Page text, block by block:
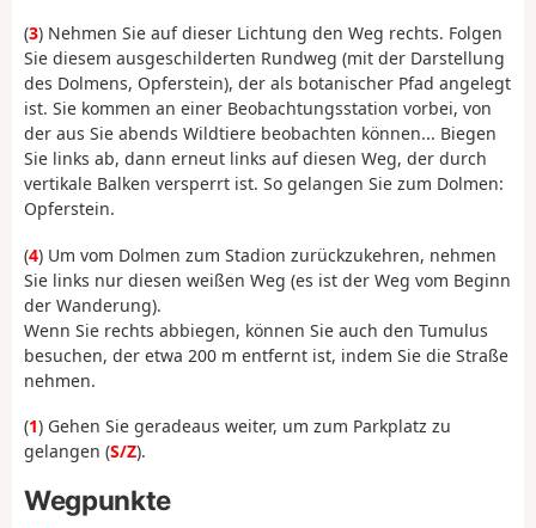
(3) Nehmen Sie auf dieser Lichtung den Weg rechts. Folgen
Sie diesem ausgeschilderten Rundweg (mit der Darstellung
des Dolmens, Opferstein), der als botanischer Pfad angelegt
ist. Sie kommen an einer Beobachtungsstation vorbei, von
der aus Sie abends Wildtiere beobachten können... Biegen
Sie links ab, dann erneut links auf diesen Weg, der durch
vertikale Balken versperrt ist. So gelangen Sie zum Dolmen:
Opferstein.
(4) Um vom Dolmen zum Stadion zurückzukehren, nehmen
Sie links nur diesen weißen Weg (es ist der Weg vom Beginn
der Wanderung).
Wenn Sie rechts abbiegen, können Sie auch den Tumulus
besuchen, der etwa 200 m entfernt ist, indem Sie die Straße
nehmen.
(1) Gehen Sie geradeaus weiter, um zum Parkplatz zu
gelangen (S/Z).
Wegpunkte